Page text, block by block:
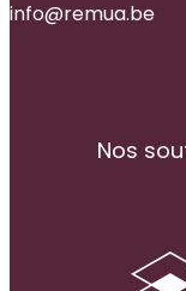
info@remua.be
Nos